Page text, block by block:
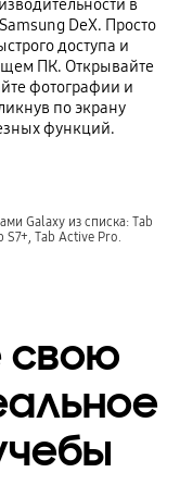
в
DeX. Просто
доступа и
ПК. Открывайте
фотографии и
по экрану
функций.
Galaxy из списка: Tab
S7+, Tab Active Pro.
свою